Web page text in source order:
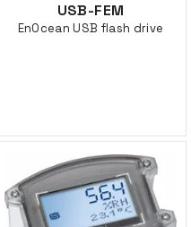
USB-FEM
EnOcean USB flash drive